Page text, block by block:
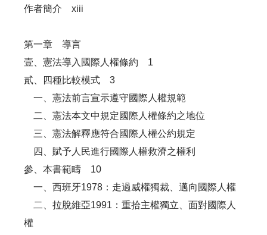
作者簡介 xiii
第一章 導言
壹、憲法導入國際人權條約 1
貳、四種比較模式 3
一、憲法前言宣示遵守國際人權規範
二、憲法本文中規定國際人權條約之地位
三、憲法解釋應符合國際人權公約規定
四、賦予人民進行國際人權救濟之權利
參、本書範疇 10
一、西班牙1978：走過威權獨裁、邁向國際人權
二、拉脫維亞1991：重拾主權獨立、面對國際人
權